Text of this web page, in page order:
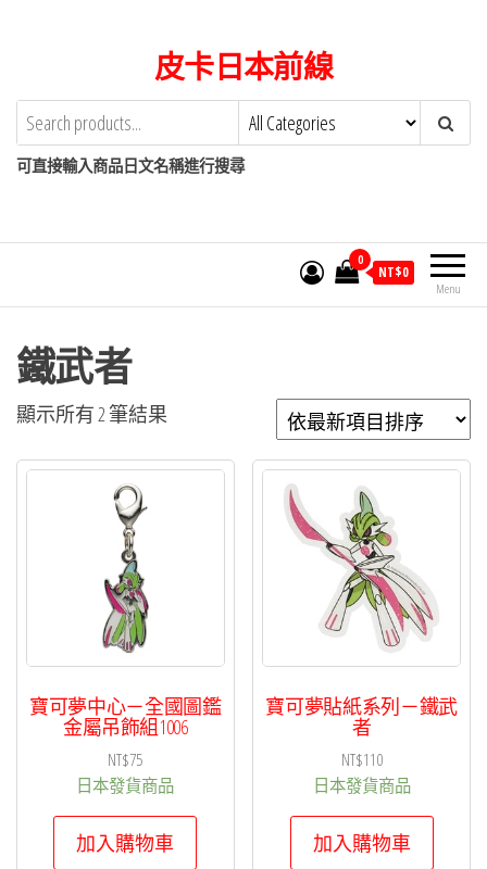
content
皮卡日本前線
可直接輸入商品日文名稱進行搜尋
Menu
0
NT$0
鐵武者
顯示所有 2 筆結果
新
寶可夢中心－全國圖鑑
金屬吊飾組1006
NT$75
日本發貨商品
加入購物車
寶可夢貼紙系列－鐵武
者
NT$110
日本發貨商品
加入購物車